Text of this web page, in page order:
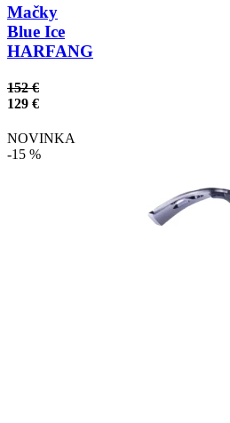
Mačky
Blue Ice
HARFANG
152 €
129 €
NOVINKA
-15 %